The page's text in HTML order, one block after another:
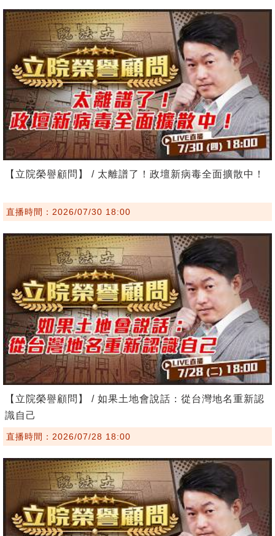
【立院榮譽顧問】 / 太離譜了！政壇新病毒全面擴散中！
直播時間：2026/07/30 18:00
【立院榮譽顧問】 / 如果土地會說話：從台灣地名重新認
識自己
直播時間：2026/07/28 18:00